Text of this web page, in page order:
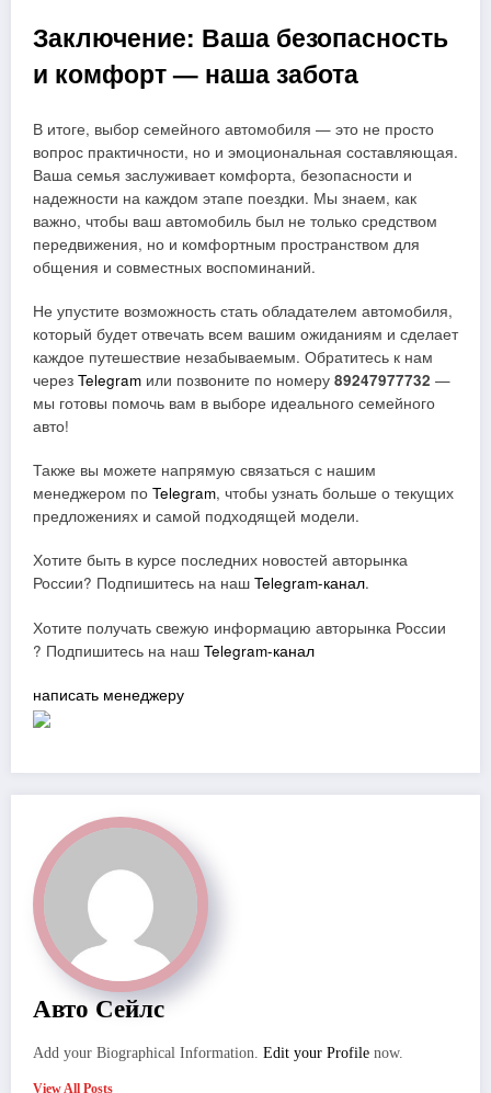
Заключение: Ваша безопасность
и комфорт — наша забота
В итоге, выбор семейного автомобиля — это не просто
вопрос практичности, но и эмоциональная составляющая.
Ваша семья заслуживает комфорта, безопасности и
надежности на каждом этапе поездки. Мы знаем, как
важно, чтобы ваш автомобиль был не только средством
передвижения, но и комфортным пространством для
общения и совместных воспоминаний.
Не упустите возможность стать обладателем автомобиля,
который будет отвечать всем вашим ожиданиям и сделает
каждое путешествие незабываемым. Обратитесь к нам
через Telegram или позвоните по номеру 89247977732 —
мы готовы помочь вам в выборе идеального семейного
авто!
Также вы можете напрямую связаться с нашим
менеджером по Telegram, чтобы узнать больше о текущих
предложениях и самой подходящей модели.
Хотите быть в курсе последних новостей авторынка
России? Подпишитесь на наш Telegram-канал.
Хотите получать свежую информацию авторынка России
? Подпишитесь на наш Telegram-канал
написать менеджеру
Авто Сейлс
Add your Biographical Information. Edit your Profile now.
View All Posts